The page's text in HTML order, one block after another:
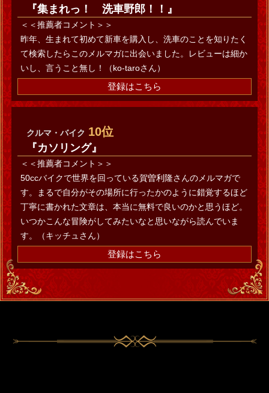
『集まれっ！ 洗車野郎！！』
＜＜推薦者コメント＞＞
昨年、生まれて初めて新車を購入し、洗車のことを知りたく
て検索したらこのメルマガに出会いました。レビューは細か
いし、言うこと無し！（ko-taroさん）
登録はこちら
クルマ・バイク 10位
『カソリング』
＜＜推薦者コメント＞＞
50ccバイクで世界を回っている賀曽利隆さんのメルマガで
す。まるで自分がその場所に行ったかのように錯覚するほど
丁寧に書かれた文章は、本当に無料で良いのかと思うほど。
いつかこんな冒険がしてみたいなと思いながら読んでいま
す。（キッチュさん）
登録はこちら